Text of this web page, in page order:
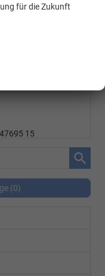
15
(0)
für die Zukunft